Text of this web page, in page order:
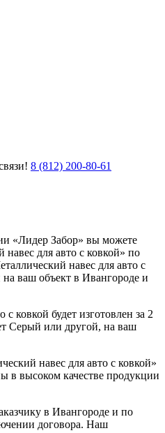
8 (812) 200-80-61
«Лидер Забор» вы можете
для авто с ковкой» по
навес для авто с
ваш объект в Ивангороде и
ковкой будет изготовлен за 2
Серый или другой, на ваш
навес для авто с ковкой»
в высоком качестве продукции
в Ивангороде и по
договора. Наш